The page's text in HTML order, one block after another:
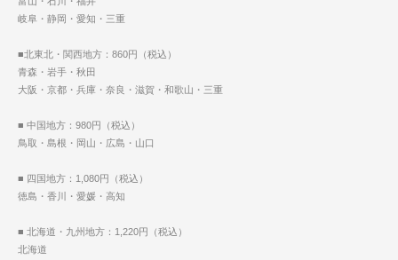
岐阜・静岡・愛知・三重
■北東北・関西地方：860円（税込）
青森・岩手・秋田
大阪・京都・兵庫・奈良・滋賀・和歌山・三重
■ 中国地方：980円（税込）
鳥取・島根・岡山・広島・山口
■ 四国地方：1,080円（税込）
徳島・香川・愛媛・高知
■ 北海道・九州地方：1,220円（税込）
北海道